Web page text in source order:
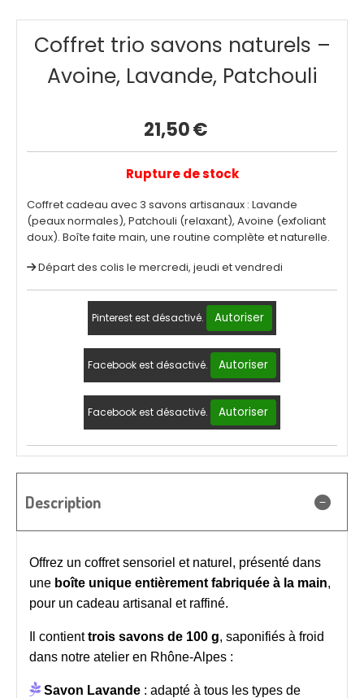
Coffret trio savons naturels –
Avoine, Lavande, Patchouli
21,50€
Rupture de stock
Coffret cadeau avec 3 savons artisanaux : Lavande
(peaux normales), Patchouli (relaxant), Avoine (exfoliant
doux). Boîte faite main, une routine complète et naturelle.
Départ des colis le mercredi, jeudi et vendredi
Pinterest est désactivé. Autoriser
Facebook est désactivé. Autoriser
Facebook est désactivé. Autoriser
Description
Offrez un coffret sensoriel et naturel, présenté dans
une boîte unique entièrement fabriquée à la main,
pour un cadeau artisanal et raffiné.
Il contienttrois savons de 100 g, saponifiés à froid
dans notre atelier en Rhône-Alpes :
 Savon Lavande : adapté à tous les types de